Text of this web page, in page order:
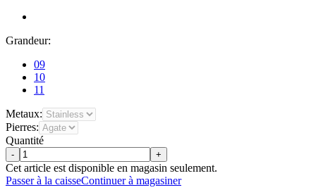
Grandeur:
09
10
11
Metaux:
Pierres:
Quantité
- +
Cet article est disponible en magasin seulement.
Passer à la caisseContinuer à magasiner